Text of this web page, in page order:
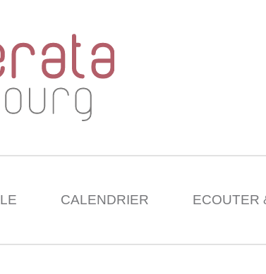
CALENDRIER ECOUTER